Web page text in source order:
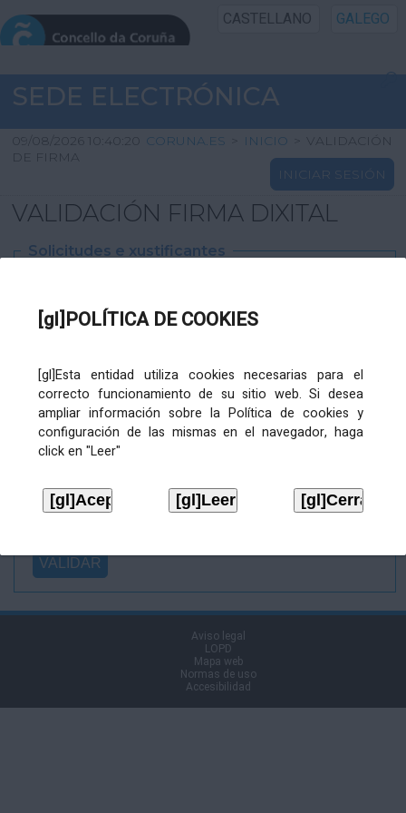
[gl]POLÍTICA DE COOKIES
[gl]Esta entidad utiliza cookies necesarias para el
correcto funcionamiento de su sitio web. Si desea
ampliar información sobre la Política de cookies y
configuración de las mismas en el navegador, haga
click en "Leer"
CASTELLANO GALEGO
INICIO SEDE
INICIO
INFORMACIÓN PÚBLICA
SEDE ELECTRÓNICA
09/08/2026 10:40:20 CORUNA.ES > INICIO >
VALIDACIÓN
DE FIRMA
INICIAR SESIÓN
VALIDACIÓN FIRMA DIXITAL
Solicitudes e xustificantes
XML
Ficheiros varios
Ficheiro
asinado:
firma (.p7s):
Aviso legal
LOPD
Mapa web
Normas de uso
Accesibilidad